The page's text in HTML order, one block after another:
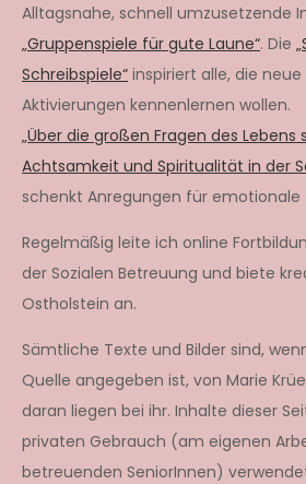
Alltagsnahe, schnell umzusetzende
„Gruppenspiele für gute Laune“. Die
Schreibspiele“ inspiriert alle, die
Aktivierungen kennenlernen wollen.
„Über die großen Fragen des Lebens
Achtsamkeit und Spiritualität in der
schenkt Anregungen für emotionale
Regelmäßig leite ich online
der Sozialen Betreuung und biete
Ostholstein an.
Sämtliche Texte und Bilder sind,
Quelle angegeben ist, von Marie
daran liegen bei ihr. Inhalte dieser
privaten Gebrauch (am eigenen
betreuenden SeniorInnen)